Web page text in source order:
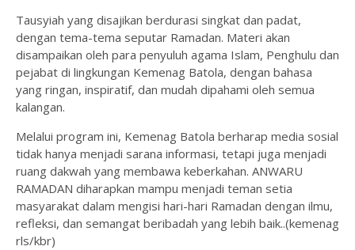
Tausyiah yang disajikan berdurasi singkat dan padat,
dengan tema-tema seputar Ramadan. Materi akan
disampaikan oleh para penyuluh agama Islam, Penghulu dan
pejabat di lingkungan Kemenag Batola, dengan bahasa
yang ringan, inspiratif, dan mudah dipahami oleh semua
kalangan.
Melalui program ini, Kemenag Batola berharap media sosial
tidak hanya menjadi sarana informasi, tetapi juga menjadi
ruang dakwah yang membawa keberkahan. ANWARU
RAMADAN diharapkan mampu menjadi teman setia
masyarakat dalam mengisi hari-hari Ramadan dengan ilmu,
refleksi, dan semangat beribadah yang lebih baik..(kemenag
rls/kbr)